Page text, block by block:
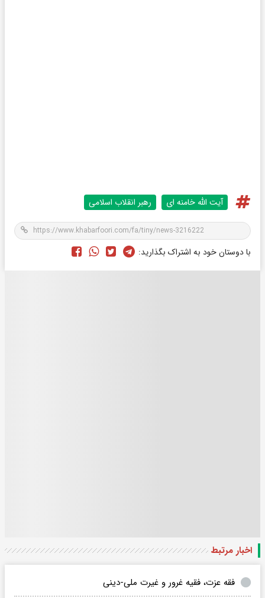
آیت الله خامنه ای رهبر انقلاب اسلامی
با دوستان خود به اشتراک بگذارید:
اخبار مرتبط
فقه عزت، فقیه غرور و غیرت ملی-دینی